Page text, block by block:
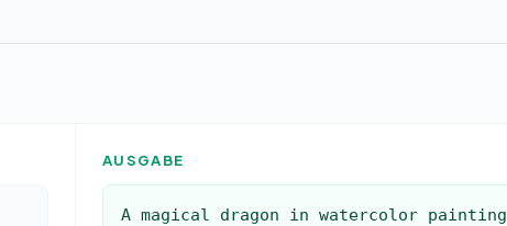
AUSGABE
A magical dragon in watercolor painting